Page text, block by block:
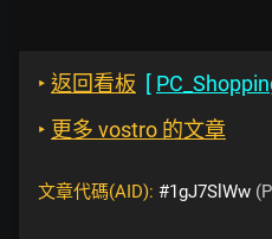
‣ 返回看板 [
‣ 更多 vostro 的文章
文章代碼(AID): #1gJ7SlWw